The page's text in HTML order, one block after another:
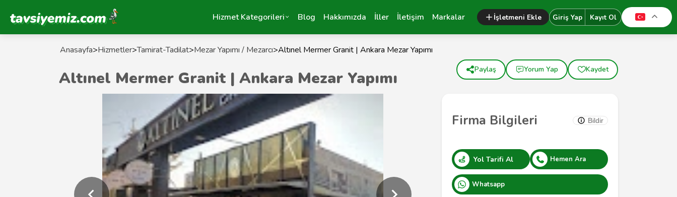
Tavsiyemiz Anasayfa Hizmet Kategorileri Blog Hakkımızda İller İletişim Markalar İşletmeni Ekle Giriş Yap Kayıt Ol
Anasayfa>Hizmetler>Tamirat-Tadilat>Mezar Yapımı / Mezarcı>Altınel Mermer Granit | Ankara Mezar Yapımı
Firma Bilgileri Bildir
Yol Tarifi Al Hemen Ara
Whatsapp
Altınel Mermer Granit | Ankara Mezar Yapımı Paylaş Yorum Yap Kaydet